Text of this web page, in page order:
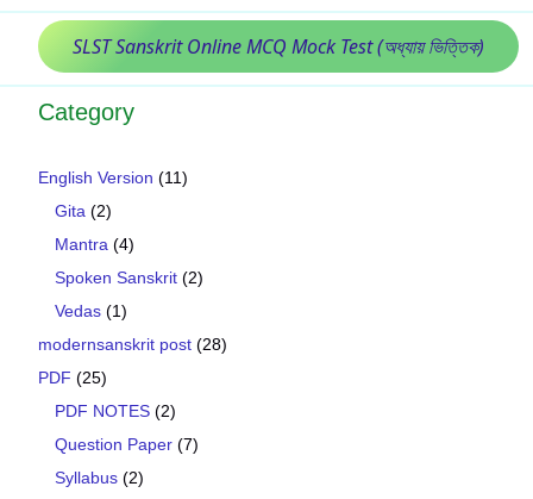
SLST Sanskrit Online MCQ Mock Test (অধ্যায় ভিত্তিক)
Category
English Version (11)
Gita (2)
Mantra (4)
Spoken Sanskrit (2)
Vedas (1)
modernsanskrit post (28)
PDF (25)
PDF NOTES (2)
Question Paper (7)
Syllabus (2)